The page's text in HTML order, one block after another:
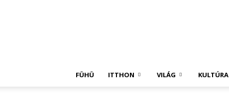
FÜHÜ ITTHON VILÁG KULTÚRA